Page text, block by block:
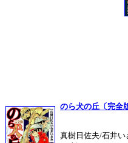
のら犬の丘〔完全
真樹日佐夫/石井